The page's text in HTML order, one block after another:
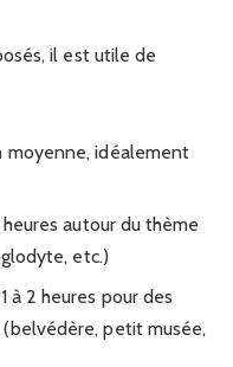
il est utile de
moyenne, idéalement
autour du thème
etc.)
à 2 heures pour des
petit musée,